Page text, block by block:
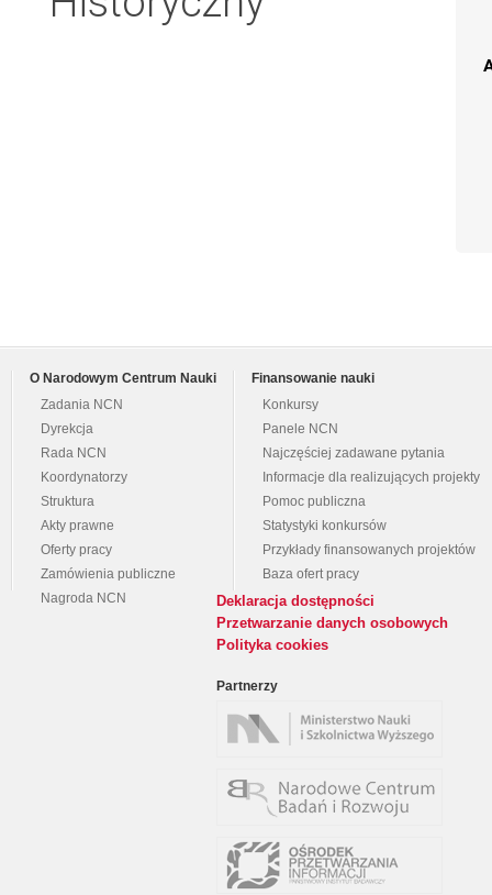
O Narodowym Centrum Nauki
Zadania NCN
Dyrekcja
Rada NCN
Koordynatorzy
Struktura
Akty prawne
Oferty pracy
Zamówienia publiczne
Nagroda NCN
Finansowanie nauki
Konkursy
Panele NCN
Najczęściej zadawane pytania
Informacje dla realizujących projekty
Pomoc publiczna
Statystyki konkursów
Przykłady finansowanych projektów
Baza ofert pracy
Deklaracja dostępności
Przetwarzanie danych osobowych
Polityka cookies
Partnerzy